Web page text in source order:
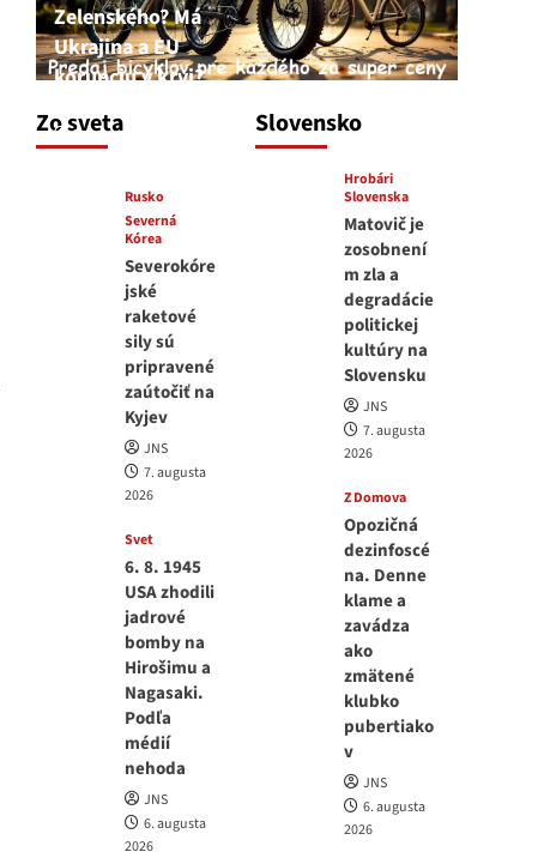
Zo sveta
Zelenského? Má
Ukrajina a EU
korupciu v krvi?
7. augusta 2026
Rusko
Severná
Kórea
Severokóre
jské
raketové
sily sú
pripravené
zaútočiť na
Kyjev
JNS
7. augusta
2026
Svet
6. 8. 1945
USA zhodili
jadrové
bomby na
Hirošimu a
Nagasaki.
Podľa
médií
nehoda
JNS
6. augusta
2026
Slovensko
Hrobári
Slovenska
Matovič je
zosobnení
m zla a
degradácie
politickej
kultúry na
Slovensku
JNS
7. augusta
2026
Z Domova
Opozičná
dezinfoscé
na. Denne
klame a
zavádza
ako
zmätené
klubko
pubertiako
v
JNS
6. augusta
2026